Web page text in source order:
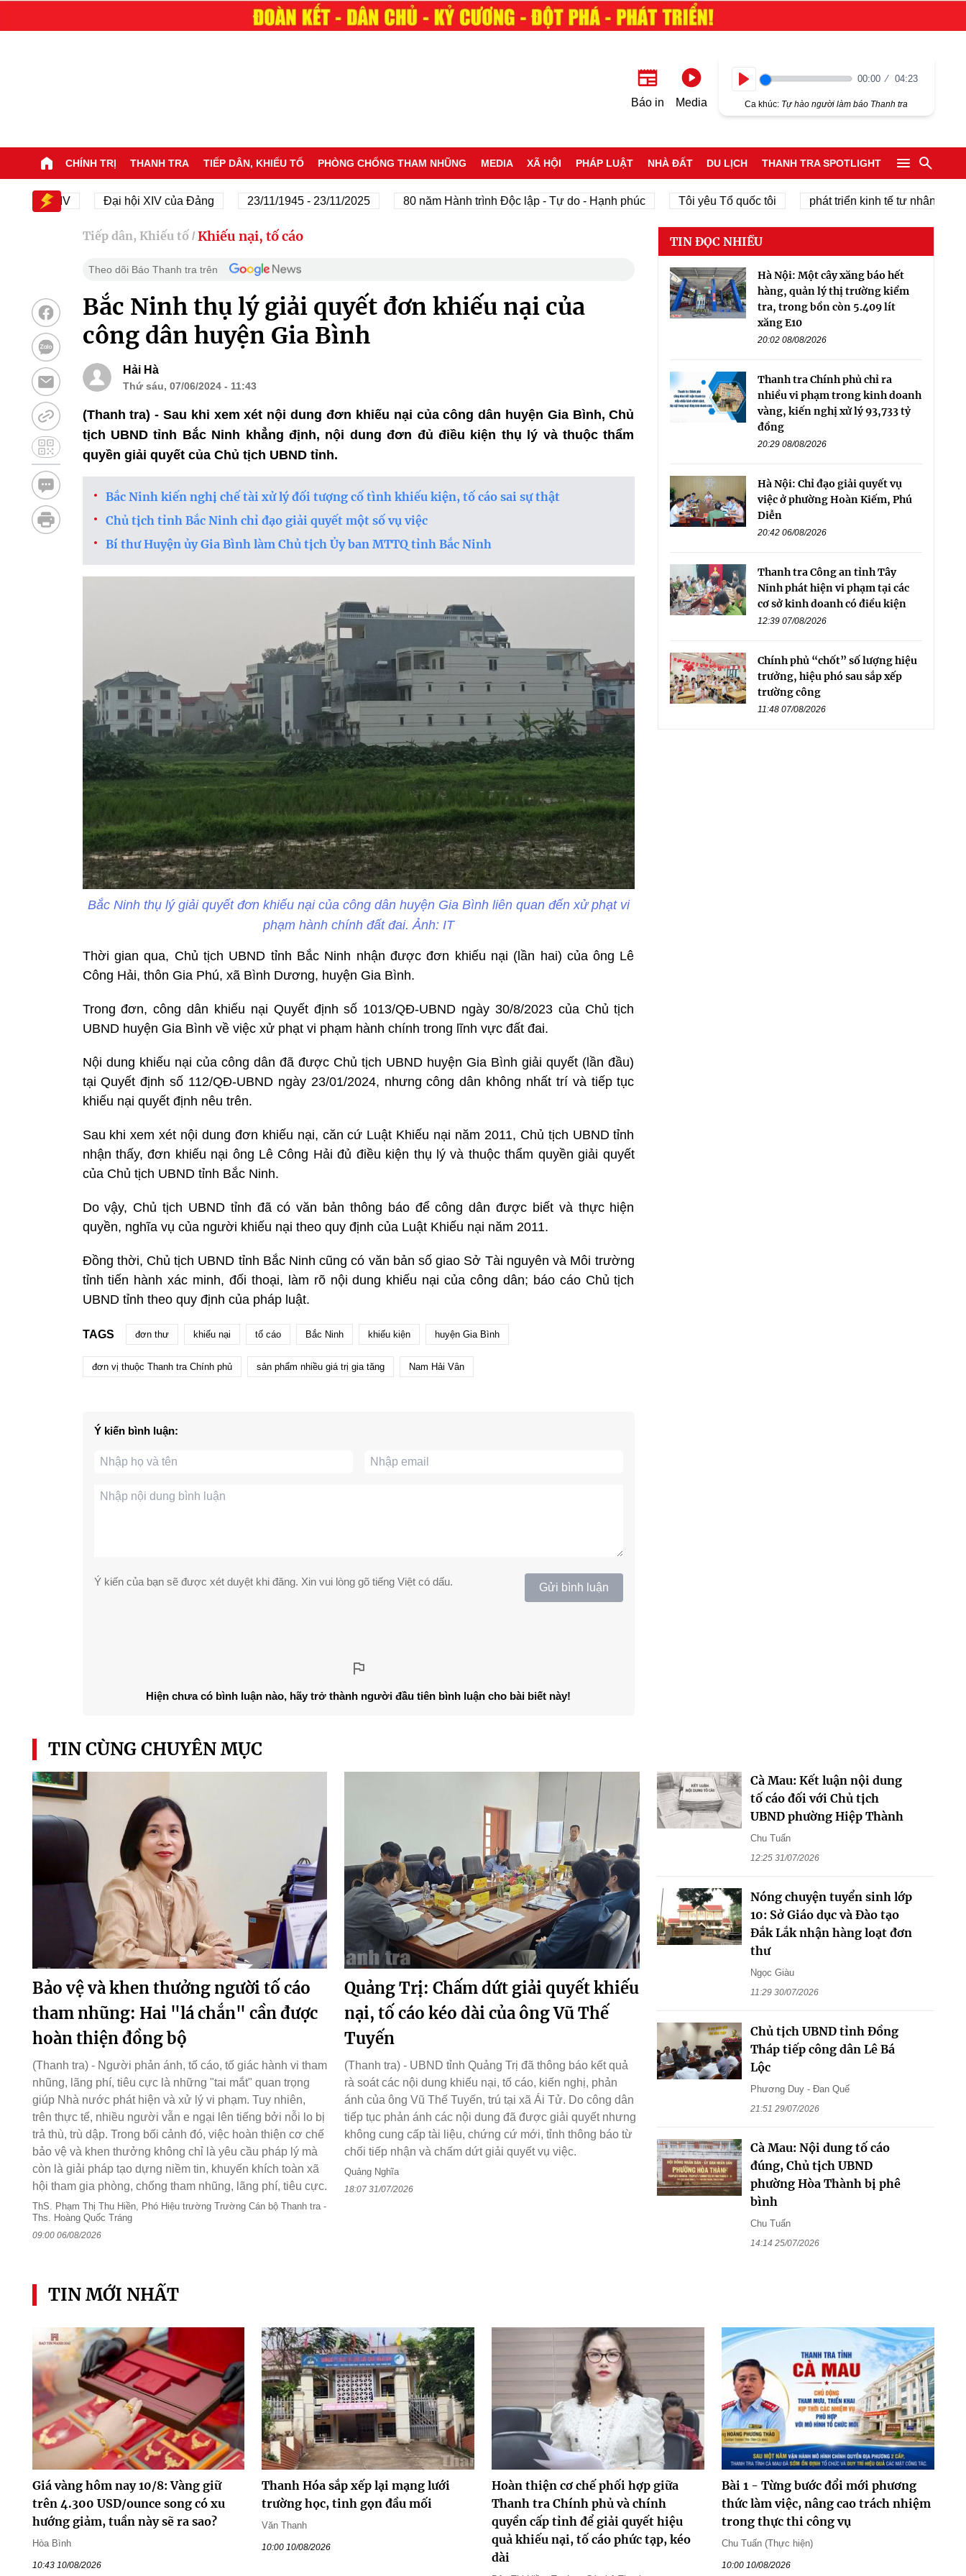
Báo in Media
00:00 04:23
Ca khúc: Tự hào người làm báo Thanh tra
CHÍNH TRỊ THANH TRA TIẾP DÂN, KHIẾU TỐ PHÒNG CHỐNG THAM NHŨNG MEDIA XÃ HỘI PHÁP LUẬT NHÀ ĐẤT DU LỊCH THANH TRA SPOTLIGHT
Đại hội XIV của Đảng 23/11/1945 - 23/11/2025 80 năm Hành trình Độc lập - Tự do - Hạnh phúc Tôi yêu Tổ quốc tôi phát triển kinh tế tư nhân
Tiếp dân, Khiếu tố / Khiếu nại, tố cáo
Theo dõi Báo Thanh tra trên
Bắc Ninh thụ lý giải quyết đơn khiếu nại của
công dân huyện Gia Bình
Hải Hà
Thứ sáu, 07/06/2024 - 11:43
(Thanh tra) - Sau khi xem xét nội dung đơn khiếu nại của công dân huyện Gia Bình, Chủ
tịch UBND tỉnh Bắc Ninh khẳng định, nội dung đơn đủ điều kiện thụ lý và thuộc thẩm
quyền giải quyết của Chủ tịch UBND tỉnh.
Bắc Ninh kiến nghị chế tài xử lý đối tượng cố tình khiếu kiện, tố cáo sai sự thật
Chủ tịch tỉnh Bắc Ninh chỉ đạo giải quyết một số vụ việc
Bí thư Huyện ủy Gia Bình làm Chủ tịch Ủy ban MTTQ tỉnh Bắc Ninh
Bắc Ninh thụ lý giải quyết đơn khiếu nại của công dân huyện Gia Bình liên quan đến xử phạt vi
phạm hành chính đất đai. Ảnh: IT
Thời gian qua, Chủ tịch UBND tỉnh Bắc Ninh nhận được đơn khiếu nại (lần hai) của ông Lê
Công Hải, thôn Gia Phú, xã Bình Dương, huyện Gia Bình.
Trong đơn, công dân khiếu nại Quyết định số 1013/QĐ-UBND ngày 30/8/2023 của Chủ tịch
UBND huyện Gia Bình về việc xử phạt vi phạm hành chính trong lĩnh vực đất đai.
Nội dung khiếu nại của công dân đã được Chủ tịch UBND huyện Gia Bình giải quyết (lần đầu)
tại Quyết định số 112/QĐ-UBND ngày 23/01/2024, nhưng công dân không nhất trí và tiếp tục
khiếu nại quyết định nêu trên.
Sau khi xem xét nội dung đơn khiếu nại, căn cứ Luật Khiếu nại năm 2011, Chủ tịch UBND tỉnh
nhận thấy, đơn khiếu nại ông Lê Công Hải đủ điều kiện thụ lý và thuộc thẩm quyền giải quyết
của Chủ tịch UBND tỉnh Bắc Ninh.
Do vậy, Chủ tịch UBND tỉnh đã có văn bản thông báo để công dân được biết và thực hiện
quyền, nghĩa vụ của người khiếu nại theo quy định của Luật Khiếu nại năm 2011.
Đồng thời, Chủ tịch UBND tỉnh Bắc Ninh cũng có văn bản số giao Sở Tài nguyên và Môi trường
tỉnh tiến hành xác minh, đối thoại, làm rõ nội dung khiếu nại của công dân; báo cáo Chủ tịch
UBND tỉnh theo quy định của pháp luật.
TAGS đơn thư khiếu nại tố cáo Bắc Ninh khiếu kiện huyện Gia Bình
đơn vị thuộc Thanh tra Chính phủ sản phẩm nhiều giá trị gia tăng Nam Hải Vân
Ý kiến bình luận:
Ý kiến của bạn sẽ được xét duyệt khi đăng. Xin vui lòng gõ tiếng Việt có dấu. Gửi bình luận
Hiện chưa có bình luận nào, hãy trở thành người đầu tiên bình luận cho bài biết này!
TIN ĐỌC NHIỀU
Hà Nội: Một cây xăng báo hết
hàng, quản lý thị trường kiểm
tra, trong bồn còn 5.409 lít
xăng E10
20:02 08/08/2026
Thanh tra Chính phủ chỉ ra
nhiều vi phạm trong kinh doanh
vàng, kiến nghị xử lý 93,733 tỷ
đồng
20:29 08/08/2026
Hà Nội: Chỉ đạo giải quyết vụ
việc ở phường Hoàn Kiếm, Phú
Diễn
20:42 06/08/2026
Thanh tra Công an tỉnh Tây
Ninh phát hiện vi phạm tại các
cơ sở kinh doanh có điều kiện
12:39 07/08/2026
Chính phủ “chốt” số lượng hiệu
trưởng, hiệu phó sau sắp xếp
trường công
11:48 07/08/2026
TIN CÙNG CHUYÊN MỤC
Bảo vệ và khen thưởng người tố cáo
tham nhũng: Hai "lá chắn" cần được
hoàn thiện đồng bộ
(Thanh tra) - Người phản ánh, tố cáo, tố giác hành vi tham
nhũng, lãng phí, tiêu cực là những "tai mắt" quan trọng
giúp Nhà nước phát hiện và xử lý vi phạm. Tuy nhiên,
trên thực tế, nhiều người vẫn e ngại lên tiếng bởi nỗi lo bị
trả thù, trù dập. Trong bối cảnh đó, việc hoàn thiện cơ chế
bảo vệ và khen thưởng không chỉ là yêu cầu pháp lý mà
còn là giải pháp tạo dựng niềm tin, khuyến khích toàn xã
hội tham gia phòng, chống tham nhũng, lãng phí, tiêu cực.
ThS. Phạm Thị Thu Hiền, Phó Hiệu trường Trường Cán bộ Thanh tra -
Ths. Hoàng Quốc Tráng
09:00 06/08/2026
Quảng Trị: Chấm dứt giải quyết khiếu
nại, tố cáo kéo dài của ông Vũ Thế
Tuyến
(Thanh tra) - UBND tỉnh Quảng Trị đã thông báo kết quả
rà soát các nội dung khiếu nại, tố cáo, kiến nghị, phản
ánh của ông Vũ Thế Tuyến, trú tại xã Ái Tử. Do công dân
tiếp tục phản ánh các nội dung đã được giải quyết nhưng
không cung cấp tài liệu, chứng cứ mới, tỉnh thông báo từ
chối tiếp nhận và chấm dứt giải quyết vụ việc.
Quảng Nghĩa
18:07 31/07/2026
Cà Mau: Kết luận nội dung
tố cáo đối với Chủ tịch
UBND phường Hiệp Thành
Chu Tuấn
12:25 31/07/2026
Nóng chuyện tuyển sinh lớp
10: Sở Giáo dục và Đào tạo
Đắk Lắk nhận hàng loạt đơn
thư
Ngọc Giàu
11:29 30/07/2026
Chủ tịch UBND tỉnh Đồng
Tháp tiếp công dân Lê Bá
Lộc
Phương Duy - Đan Quế
21:51 29/07/2026
Cà Mau: Nội dung tố cáo
đúng, Chủ tịch UBND
phường Hòa Thành bị phê
bình
Chu Tuấn
14:14 25/07/2026
TIN MỚI NHẤT
Giá vàng hôm nay 10/8: Vàng giữ
trên 4.300 USD/ounce song có xu
hướng giảm, tuần này sẽ ra sao?
Hòa Bình
10:43 10/08/2026
Thanh Hóa sắp xếp lại mạng lưới
trường học, tinh gọn đầu mối
Văn Thanh
10:00 10/08/2026
Hoàn thiện cơ chế phối hợp giữa
Thanh tra Chính phủ và chính
quyền cấp tỉnh để giải quyết hiệu
quả khiếu nại, tố cáo phức tạp, kéo
dài
Bài 1 - Từng bước đổi mới phương
thức làm việc, nâng cao trách nhiệm
trong thực thi công vụ
Chu Tuấn (Thực hiện)
10:00 10/08/2026